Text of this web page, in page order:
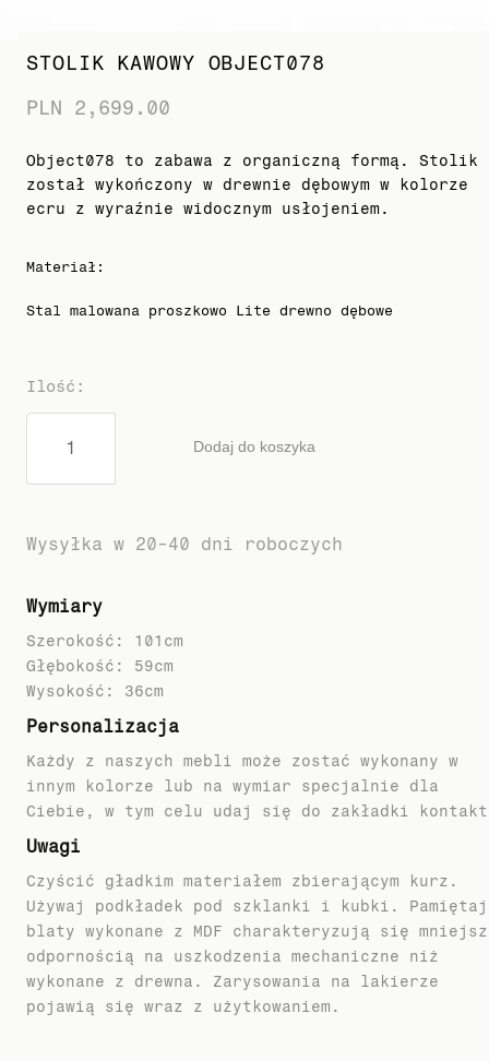
STOLIK KAWOWY OBJECT078
PLN 2,699.00
Object078 to zabawa z organiczną formą. Stolik
został wykończony w drewnie dębowym w kolorze
ecru z wyraźnie widocznym usłojeniem.
Materiał :
Stal malowana proszkowo Lite drewno dębowe
Ilość :
Dodaj do koszyka
Wysyłka w 20-40 dni roboczych
Wymiary
Szerokość: 101cm
Głębokość: 59cm
Personalizacja
Każdy z naszych mebli może zostać wykonany w
innym kolorze lub na wymiar specjalnie dla
Ciebie, w tym celu udaj się do zakładki
Uwagi
Czyścić gładkim materiałem zbierającym kurz.
Używaj podkładek pod szklanki i kubki.
blaty wykonane z MDF charakteryzują się
odpornością na uszkodzenia mechaniczne niż
wykonane z drewna. Zarysowania na lakierze
pojawią się wraz z użytkowaniem.